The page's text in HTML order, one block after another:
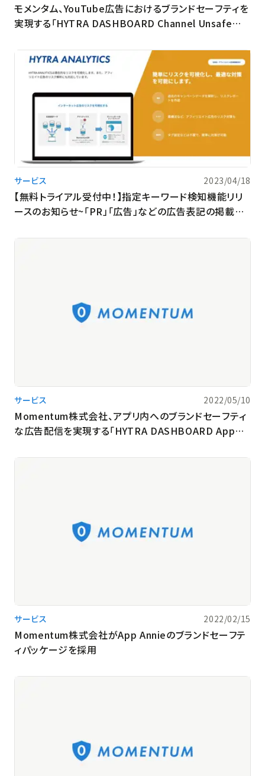
モメンタム、YouTube広告におけるブランドセーフティを
実現する「HYTRA DASHBOARD Channel Unsafe
サービス 2023/04/18
【無料トライアル受付中！】指定キーワード検知機能リリ
ースのお知らせ~「PR」「広告」などの広告表記の掲載表
サービス 2022/05/10
Momentum株式会社、アプリ内へのブランドセーフティ
な広告配信を実現する「HYTRA DASHBOARD App
サービス 2022/02/15
Momentum株式会社がApp Annieのブランドセーフテ
ィパッケージを採用